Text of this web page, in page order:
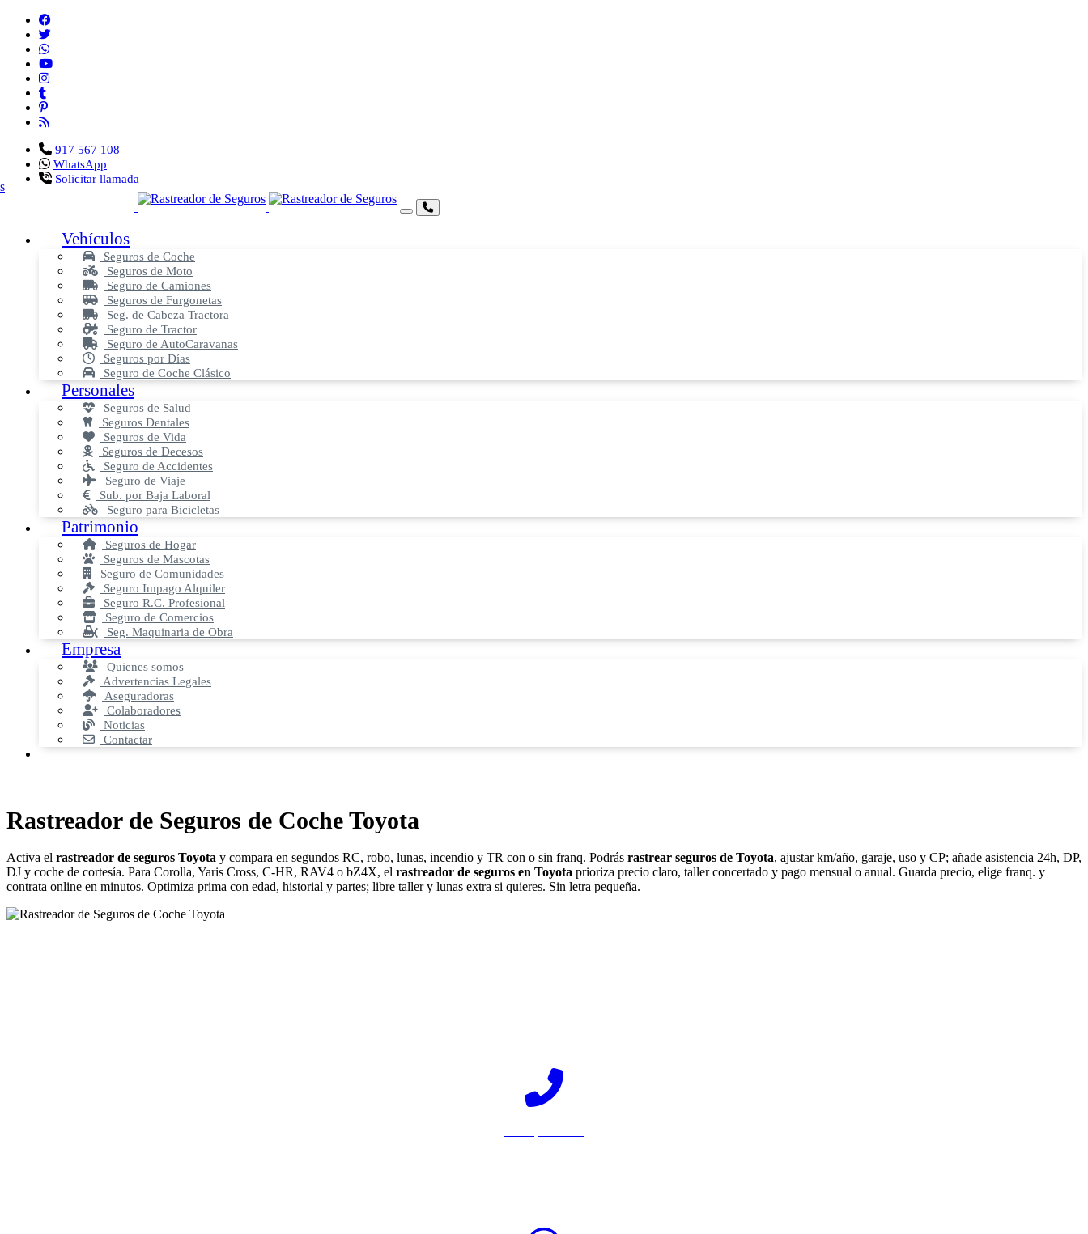
917 567 108
WhatsApp
Solicitar llamada
Vehículos
Seguros de Coche
Seguros de Moto
Seguro de Camiones
Seguros de Furgonetas
Seg. de Cabeza Tractora
Seguro de Tractor
Seguro de AutoCaravanas
Seguros por Días
Seguro de Coche Clásico
Personales
Seguros de Salud
Seguros Dentales
Seguros de Vida
Seguros de Decesos
Seguro de Accidentes
Seguro de Viaje
Sub. por Baja Laboral
Seguro para Bicicletas
Patrimonio
Seguros de Hogar
Seguros de Mascotas
Seguro de Comunidades
Seguro Impago Alquiler
Seguro R.C. Profesional
Seguro de Comercios
Seg. Maquinaria de Obra
Empresa
Quienes somos
Advertencias Legales
Aseguradoras
Colaboradores
Noticias
Contactar
Rastreador de Seguros de Coche Toyota
Activa el rastreador de seguros Toyota y compara en segundos RC, robo, lunas, incendio y TR con o sin franq. Podrás rastrear seguros de Toyota, ajustar km/año, garaje, uso y CP; añade asistencia 24h, DP,
DJ y coche de cortesía. Para Corolla, Yaris Cross, C‑HR, RAV4 o bZ4X, el rastreador de seguros en Toyota prioriza precio claro, taller concertado y pago mensual o anual. Guarda precio, elige franq. y
contrata online en minutos. Optimiza prima con edad, historial y partes; libre taller y lunas extra si quieres. Sin letra pequeña.